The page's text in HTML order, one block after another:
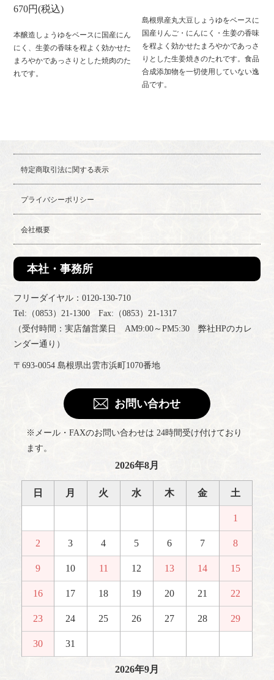
670円(税込)
本醸造しょうゆをベースに国産にん
にく、生姜の香味を程よく効かせた
まろやかであっさりとした焼肉のた
れです。
島根県産丸大豆しょうゆをベースに
国産りんご・にんにく・生姜の香味
を程よく効かせたまろやかであっさ
りとした生姜焼きのたれです。食品
合成添加物を一切使用していない逸
品です。
特定商取引法に関する表示
プライバシーポリシー
会社概要
本社・事務所
フリーダイヤル：0120-130-710
Tel:（0853）21-1300 Fax:（0853）21-1317
（受付時間：実店舗営業日 AM9:00～PM5:30 弊社HPのカレ
ンダー通り）
〒693-0054 島根県出雲市浜町1070番地
お問い合わせ
※メール・FAXのお問い合わせは 24時間受け付けており
ます。
2026年8月
日 月 火 水 木 金 土
1
2 3 4 5 6 7 8
9 10 11 12 13 14 15
16 17 18 19 20 21 22
23 24 25 26 27 28 29
30 31
2026年9月